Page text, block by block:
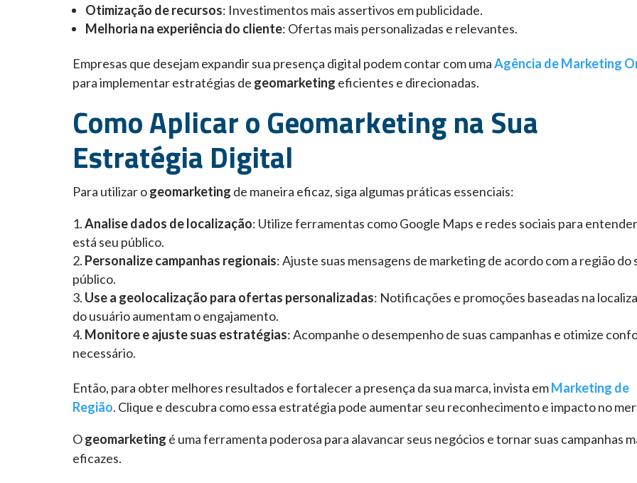
Otimização de recursos: Investimentos mais assertivos em publicidade.
Melhoria na experiência do cliente: Ofertas mais personalizadas e relevantes.
Empresas que desejam expandir sua presença digital podem contar com umaAgência de Marketing
para implementar estratégias de geomarketing eficientes e direcionadas.
Como Aplicar o Geomarketing na Sua
Estratégia Digital
Para utilizar ogeomarketing de maneira eficaz, siga algumas práticas essenciais:
Analise dados de localização: Utilize ferramentas como Google Maps e redes sociais para
está seu público.
Personalize campanhas regionais: Ajuste suas mensagens de marketing de acordo com a região do
público.
Use a geolocalização para ofertas personalizadas: Notificações e promoções baseadas na
do usuário aumentam o engajamento.
Monitore e ajuste suas estratégias: Acompanhe o desempenho de suas campanhas e otimize
necessário.
Então, para obter melhores resultados e fortalecer a presença da sua marca, invista emMarketing de
Região. Clique e descubra como essa estratégia pode aumentar seu reconhecimento e impacto no
Ogeomarketing é uma ferramenta poderosa para alavancar seus negócios e tornar suas campanhas
eficazes.